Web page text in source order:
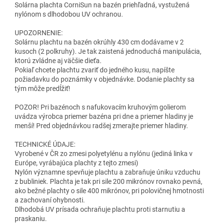
Solárna plachta CorniSun na bazén priehľadná, vystužená
nylónom s dlhodobou UV ochranou.
UPOZORNENIE:
Solárnu plachtu na bazén okrúhly 430 cm dodávame v 2
kusoch (2 polkruhy). Je tak zaistená jednoduchá manipulácia,
ktorú zvládne aj väčšie dieťa.
Pokiaľ chcete plachtu zvariť do jedného kusu, napíšte
požiadavku do poznámky v objednávke. Dodanie plachty sa
tým môže predĺžiť!
POZOR! Pri bazénoch s nafukovacím kruhovým golierom
uvádza výrobca priemer bazéna pri dne a priemer hladiny je
menší! Pred objednávkou radšej zmerajte priemer hladiny.
TECHNICKÉ ÚDAJE:
Vyrobené v ČR zo zmesi polyetylénu a nylónu (jediná linka v
Európe, vyrábajúca plachty z tejto zmesi)
Nylón významne spevňuje plachtu a zabraňuje úniku vzduchu
z bubliniek. Plachta je tak pri sile 200 mikrónov rovnako pevná,
ako bežné plachty o sile 400 mikrónov, pri polovičnej hmotnosti
a zachovaní ohybnosti.
Dlhodobá UV prísada ochraňuje plachtu proti starnutiu a
praskaniu.